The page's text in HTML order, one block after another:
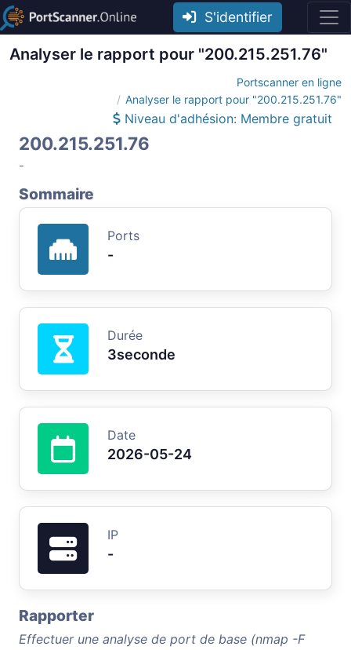
S'identifier
Analyser le rapport pour "200.215.251.76"
Portscanner en ligne
Analyser le rapport pour "200.215.251.76"
Niveau d'adhésion: Membre gratuit
200.215.251.76
-
Sommaire
Ports
-
Durée
3seconde
Date
2026-05-24
IP
-
Rapporter
Effectuer une analyse de port de base (nmap -F